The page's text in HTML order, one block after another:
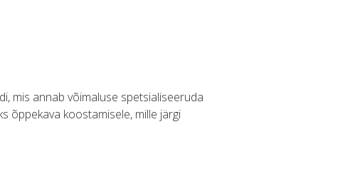
mis annab võimaluse spetsialiseeruda
õppekava koostamisele, mille järgi